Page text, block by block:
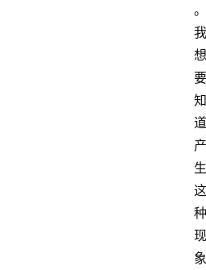
。
我
想
要
知
道
产
生
这
种
现
象